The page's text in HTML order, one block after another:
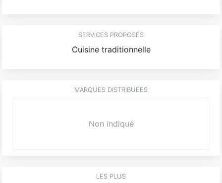
SERVICES PROPOSÉS
Cuisine traditionnelle
MARQUES DISTRIBUÉES
Non indiqué
LES PLUS